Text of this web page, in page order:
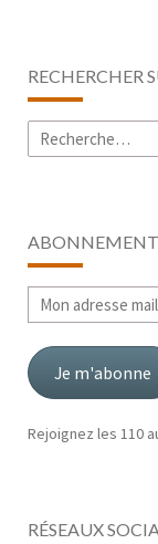
RECHERCHER
Rechercher :
ABONNEMENT
Mon
adresse
mail
Je m'abonne
Rejoignez les 110
RÉSEAUX